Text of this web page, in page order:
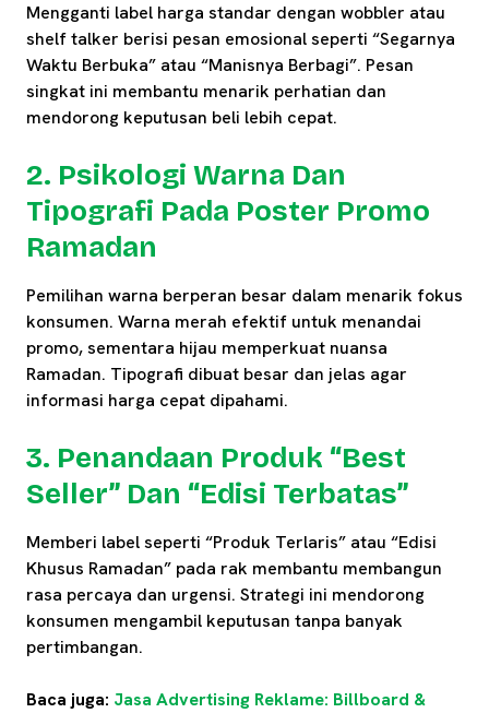
Mengganti label harga standar dengan wobbler atau
shelf talker berisi pesan emosional seperti “Segarnya
Waktu Berbuka” atau “Manisnya Berbagi”. Pesan
singkat ini membantu menarik perhatian dan
mendorong keputusan beli lebih cepat.
2. Psikologi Warna Dan
Tipografi Pada Poster Promo
Ramadan
Pemilihan warna berperan besar dalam menarik fokus
konsumen. Warna merah efektif untuk menandai
promo, sementara hijau memperkuat nuansa
Ramadan. Tipografi dibuat besar dan jelas agar
informasi harga cepat dipahami.
3. Penandaan Produk “Best
Seller” Dan “Edisi Terbatas”
Memberi label seperti “Produk Terlaris” atau “Edisi
Khusus Ramadan” pada rak membantu membangun
rasa percaya dan urgensi. Strategi ini mendorong
konsumen mengambil keputusan tanpa banyak
pertimbangan.
Baca juga: Jasa Advertising Reklame: Billboard &